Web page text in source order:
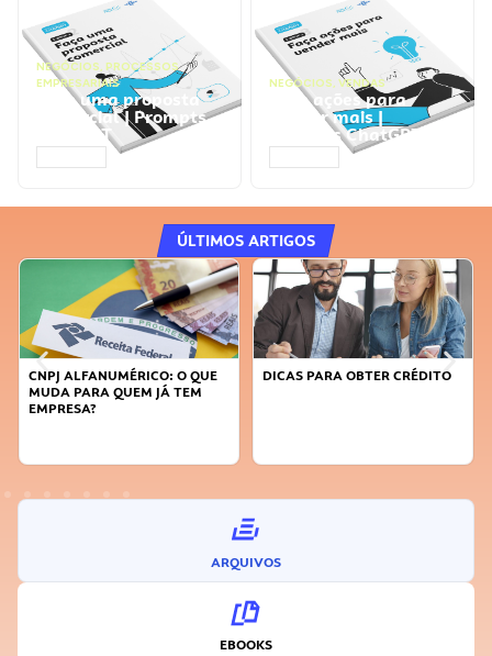
NEGÓCIOS, PROCESSOS
EMPRESARIAIS
Faça uma proposta
comercial | Prompts
ChatGPT
NEGÓCIOS, VENDAS
Faça ações para
vender mais |
Prompts ChatGPT
ÚLTIMOS ARTIGOS
CNPJ ALFANUMÉRICO: O QUE
MUDA PARA QUEM JÁ TEM
EMPRESA?
DICAS PARA OBTER CRÉDITO
ARQUIVOS
EBOOKS